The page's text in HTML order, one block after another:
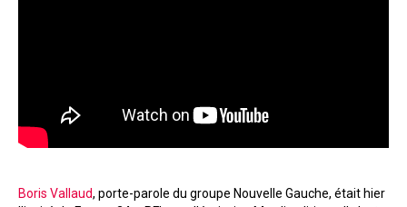
Boris Vallaud, porte-parole du groupe Nouvelle Gauche, était hier